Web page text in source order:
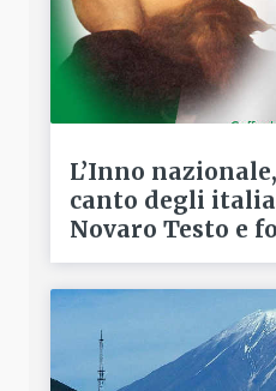
L’Inno
canto degli
Novaro Testo e